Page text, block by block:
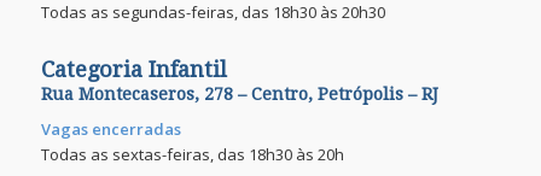
Todas as segundas-feiras, das 18h30 às 20h30
Categoria Infantil
Rua Montecaseros, 278 – Centro, Petrópolis – RJ
Vagas encerradas
Todas as sextas-feiras, das 18h30 às 20h